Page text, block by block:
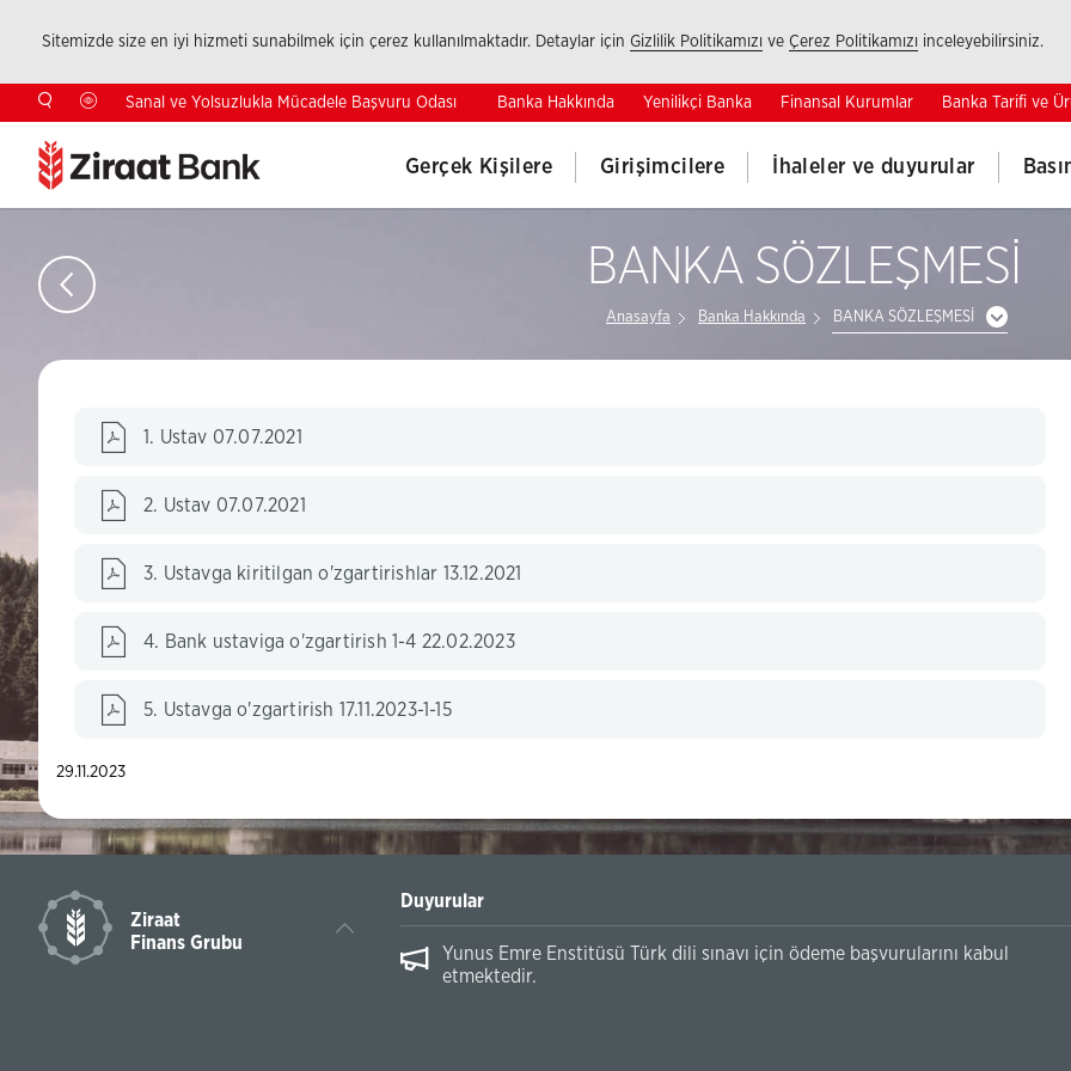
Sitemizde size en iyi hizmeti sunabilmek için çerez kullanılmaktadır. Detaylar için Gizlilik Politikamızı ve Çerez Politikamızı inceleyebilirsiniz.
Sanal ve Yolsuzlukla Mücadele Başvuru Odası Banka Hakkında Yenilikçi Banka Finansal Kurumlar Banka Tarifi ve
Gerçek Kişilere Girişimcilere İhaleler ve duyurular
BANKA SÖZLEŞMESİ
Anasayfa Banka Hakkında BANKA SÖZLEŞMESİ
1. Ustav 07.07.2021
2. Ustav 07.07.2021
3. Ustavga kiritilgan o'zgartirishlar 13.12.2021
4. Bank ustaviga o'zgartirish 1-4 22.02.2023
5. Ustavga o'zgartirish 17.11.2023-1-15
29.11.2023
Ziraat
Finans Grubu
Duyurular
Yunus Emre Enstitüsü Türk dili sınavı için ödeme başvurularını kabul
etmektedir.